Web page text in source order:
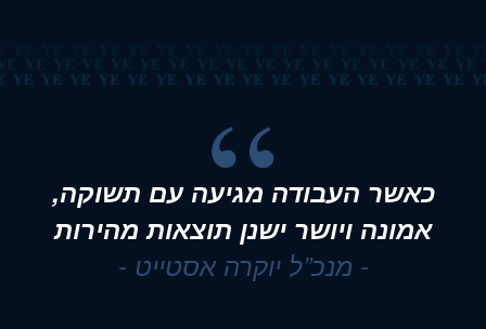
כאשר העבודה מגיעה עם תשוקה,
אמונה ויושר ישנן תוצאות מהירות
- מנכ”ל יוקרה אסטייט -